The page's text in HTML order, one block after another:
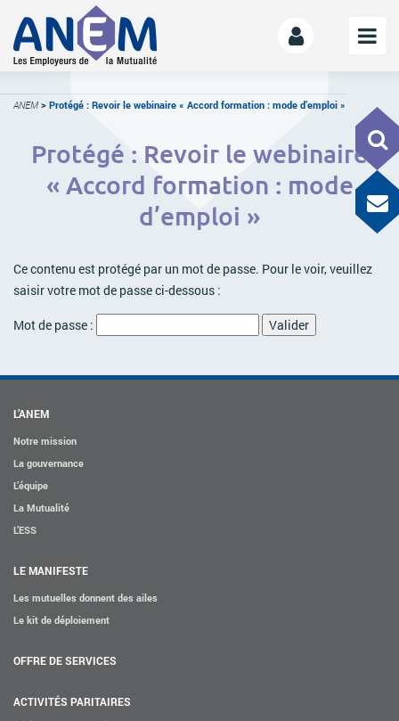
L’ANEM
La gouvernance
L’équipe
LE MANIFESTE
Les mutuelles donnent des ailes
Le kit de déploiement
OFFRE DE SERVICES
ACTIVITÉS PARITAIRES
Les instances paritaires
La convention collective et les accords de branche
Égalité professionnelle entre les femmes et les hommes
Les rapports d’activité de la branche Mutualité
L’Observatoire des Métiers
Référentiel des métiers
Politique handicap
ANEM > Protégé : Revoir le webinaire « Accord formation : mode d’emploi »
Protégé : Revoir le webinaire
« Accord formation : mode
d’emploi »
Ce contenu est protégé par un mot de passe. Pour le voir, veuillez
saisir votre mot de passe ci-dessous :
Mot de passe :
L’ANEM
Notre mission
La gouvernance
L’équipe
La Mutualité
L’ESS
LE MANIFESTE
Les mutuelles donnent des ailes
Le kit de déploiement
OFFRE DE SERVICES
ACTIVITÉS PARITAIRES